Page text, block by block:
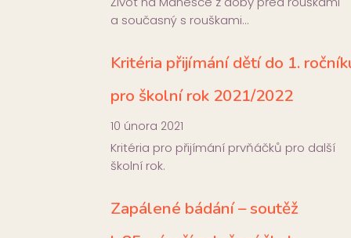
a současný s rouškami…
Kritéria přijímání dětí do 1.
pro školní rok 2021/2022
10 února 2021
Kritéria pro přijímání prvňáčků pro další
školní rok.
Zapálené bádání – soutěž
Krásné Velikonoce i od nás z Mánesky
15 0